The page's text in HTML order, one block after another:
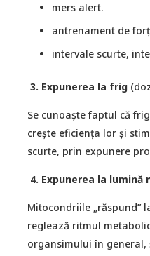
mers alert.
antrenament de
intervale scurte,
3. Expunerea la frig
Se cunoaşte faptul că
crește eficiența lor și
scurte, prin expunere
4. Expunerea la
Mitocondriile „răspund”
reglează ritmul
organsimului în